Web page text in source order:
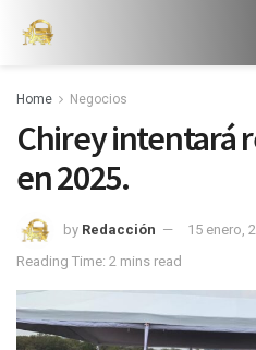
Home Negocios
Chirey intentará
en 2025.
by Redacción
15 enero,
Reading Time: 2 mins read